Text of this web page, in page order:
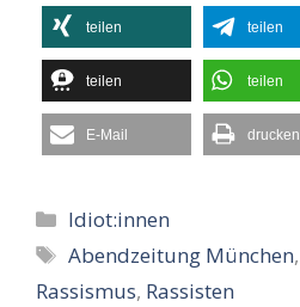
teilen teilen
teilen teilen
E-Mail drucken
Kategorien
Idiot:innen
Schlagwörter
Abendzeitung München,
Rassismus, Rassisten